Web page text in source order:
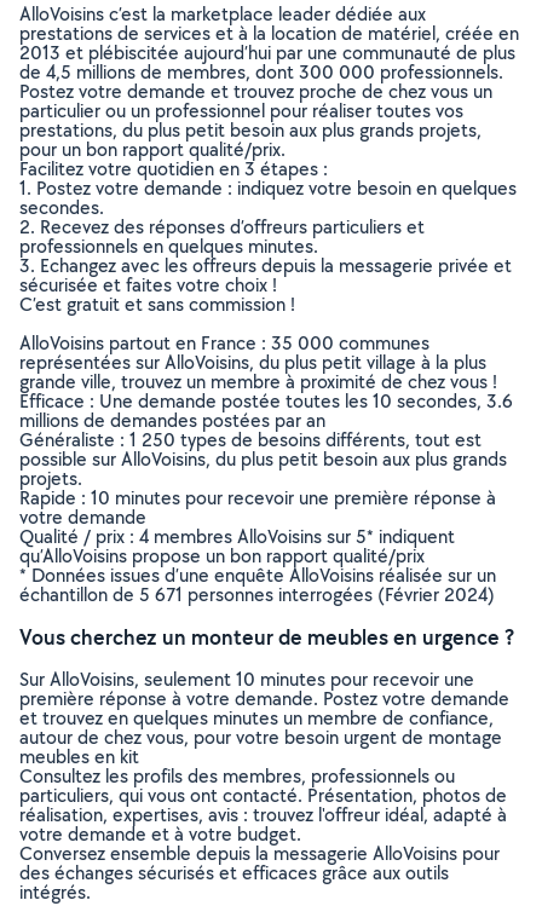
AlloVoisins c’est la marketplace leader dédiée aux
prestations de services et à la location de matériel, créée en
2013 et plébiscitée aujourd’hui par une communauté de plus
de 4,5 millions de membres, dont 300 000 professionnels.
Postez votre demande et trouvez proche de chez vous un
particulier ou un professionnel pour réaliser toutes vos
prestations, du plus petit besoin aux plus grands projets,
pour un bon rapport qualité/prix.
Facilitez votre quotidien en 3 étapes :
1. Postez votre demande : indiquez votre besoin en quelques
secondes.
2. Recevez des réponses d’offreurs particuliers et
professionnels en quelques minutes.
3. Echangez avec les offreurs depuis la messagerie privée et
sécurisée et faites votre choix !
C’est gratuit et sans commission !
AlloVoisins partout en France : 35 000 communes
représentées sur AlloVoisins, du plus petit village à la plus
grande ville, trouvez un membre à proximité de chez vous !
Efficace : Une demande postée toutes les 10 secondes, 3.6
millions de demandes postées par an
Généraliste : 1 250 types de besoins différents, tout est
possible sur AlloVoisins, du plus petit besoin aux plus grands
projets.
Rapide : 10 minutes pour recevoir une première réponse à
votre demande
Qualité / prix : 4 membres AlloVoisins sur 5* indiquent
qu’AlloVoisins propose un bon rapport qualité/prix
* Données issues d’une enquête AlloVoisins réalisée sur un
échantillon de 5 671 personnes interrogées (Février 2024)
Vous cherchez un monteur de meubles en urgence ?
Sur AlloVoisins, seulement 10 minutes pour recevoir une
première réponse à votre demande. Postez votre demande
et trouvez en quelques minutes un membre de confiance,
autour de chez vous, pour votre besoin urgent de montage
meubles en kit
Consultez les profils des membres, professionnels ou
particuliers, qui vous ont contacté. Présentation, photos de
réalisation, expertises, avis : trouvez l'offreur idéal, adapté à
votre demande et à votre budget.
Conversez ensemble depuis la messagerie AlloVoisins pour
des échanges sécurisés et efficaces grâce aux outils
intégrés.